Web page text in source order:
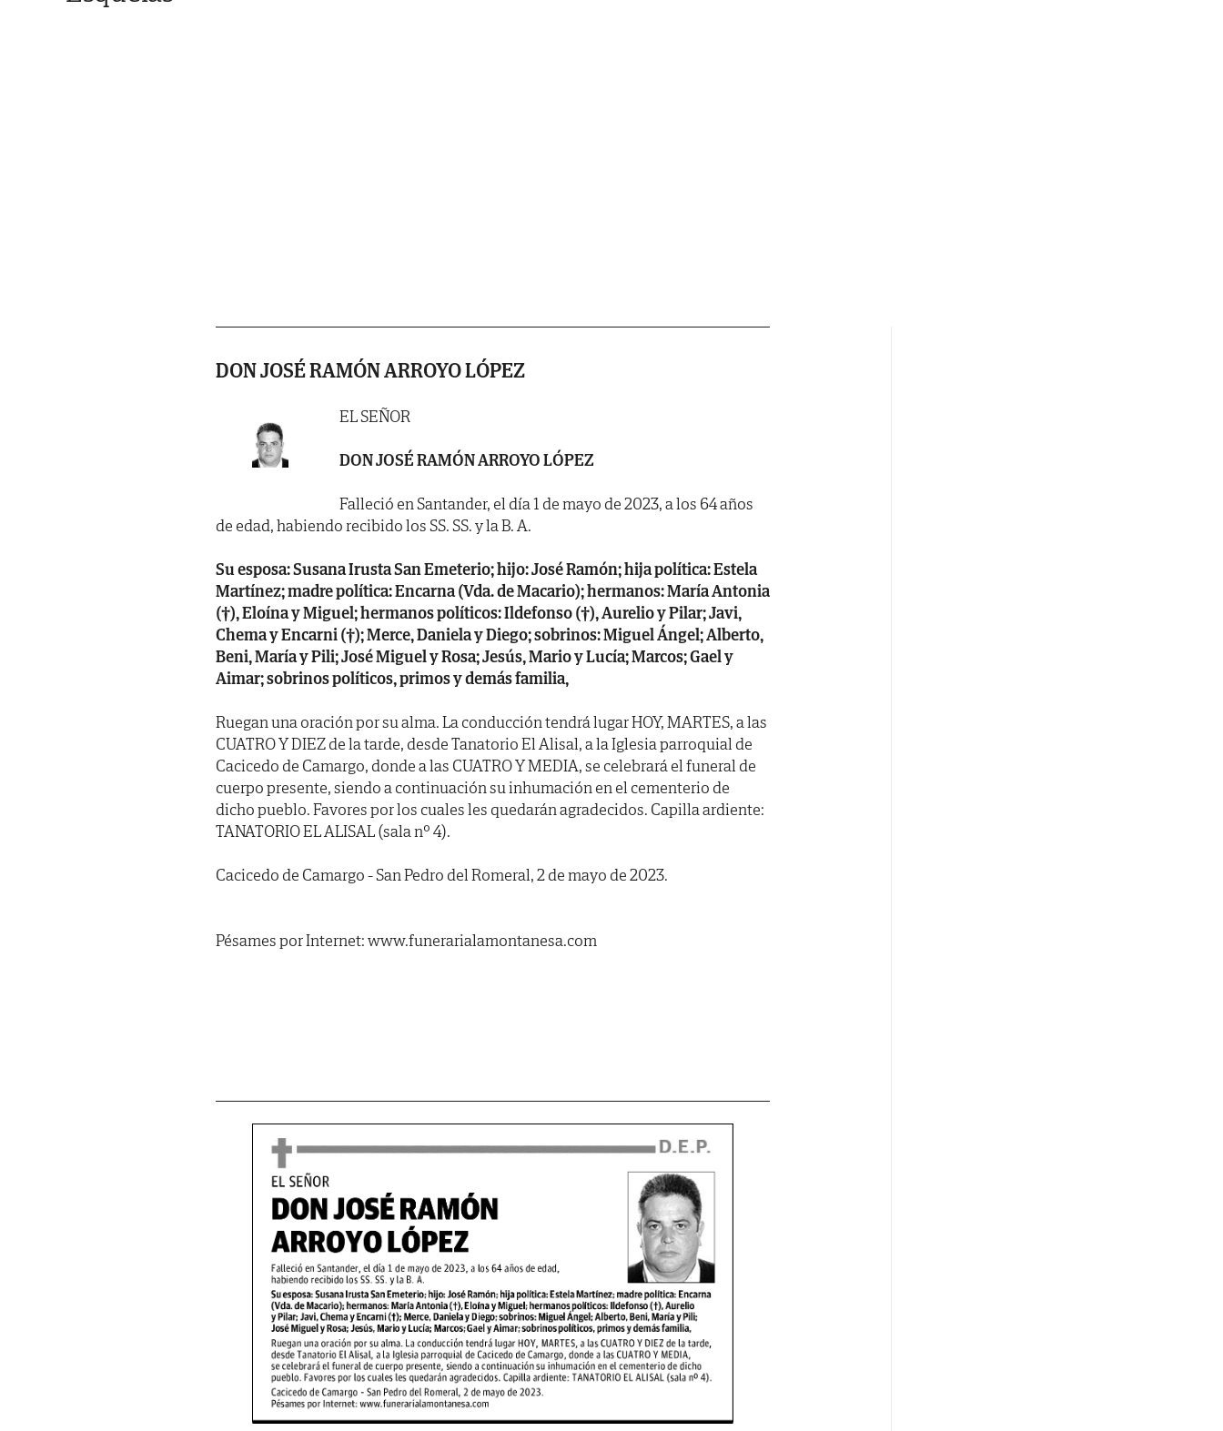
DON JOSÉ RAMÓN ARROYO LÓPEZ
EL SEÑOR
DON JOSÉ RAMÓN ARROYO LÓPEZ
Falleció en Santander, el día 1 de mayo de 2023, a los 64 años
de edad, habiendo recibido los SS. SS. y la B. A.
Su esposa: Susana Irusta San Emeterio; hijo: José Ramón; hija política: Estela
Martínez; madre política: Encarna (Vda. de Macario); hermanos: María Antonia
(†), Eloína y Miguel; hermanos políticos: Ildefonso (†), Aurelio y Pilar; Javi,
Chema y Encarni (†); Merce, Daniela y Diego; sobrinos: Miguel Ángel; Alberto,
Beni, María y Pili; José Miguel y Rosa; Jesús, Mario y Lucía; Marcos; Gael y
Aimar; sobrinos políticos, primos y demás familia,
Ruegan una oración por su alma. La conducción tendrá lugar HOY, MARTES, a las
CUATRO Y DIEZ de la tarde, desde Tanatorio El Alisal, a la Iglesia parroquial de
Cacicedo de Camargo, donde a las CUATRO Y MEDIA, se celebrará el funeral de
cuerpo presente, siendo a continuación su inhumación en el cementerio de
dicho pueblo. Favores por los cuales les quedarán agradecidos. Capilla ardiente:
TANATORIO EL ALISAL (sala nº 4).
Cacicedo de Camargo - San Pedro del Romeral, 2 de mayo de 2023.
Pésames por Internet: www.funerarialamontanesa.com